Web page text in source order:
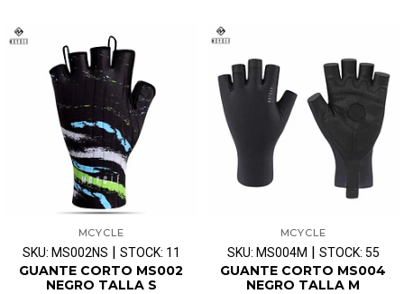
MCYCLE
SKU: MS002NS | STOCK: 11
GUANTE CORTO MS002
NEGRO TALLA S
MCYCLE
SKU: MS004M | STOCK: 55
GUANTE CORTO MS004
NEGRO TALLA M